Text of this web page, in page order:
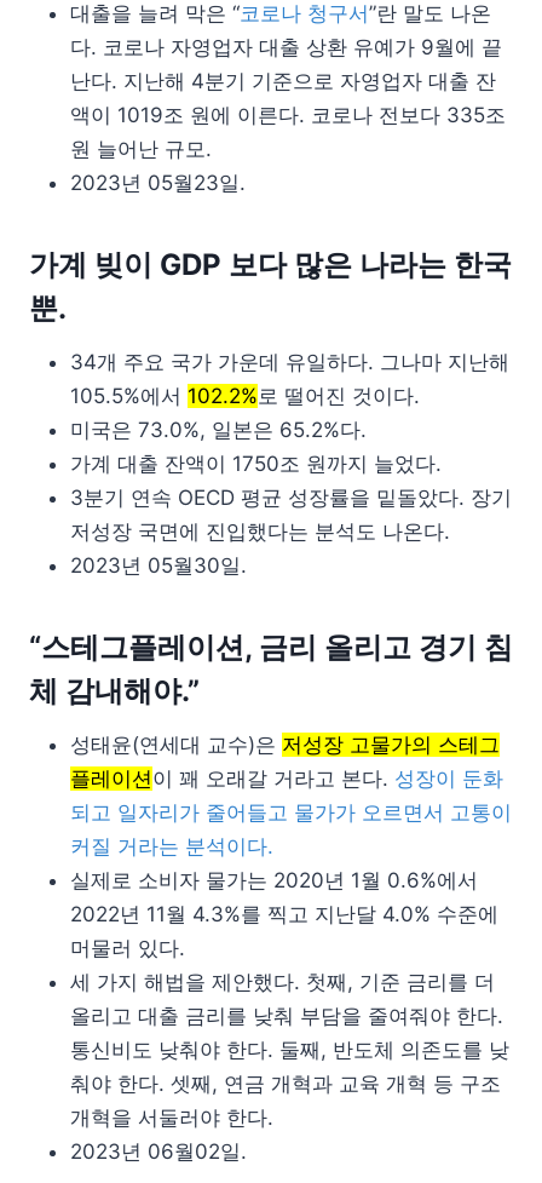
대출을 늘려 막은 “코로나 청구서”란 말도 나온
다. 코로나 자영업자 대출 상환 유예가 9월에 끝
난다. 지난해 4분기 기준으로 자영업자 대출 잔
액이 1019조 원에 이른다. 코로나 전보다 335조
원 늘어난 규모.
2023년 05월23일.
가계 빚이 GDP 보다 많은 나라는 한국
뿐.
34개 주요 국가 가운데 유일하다. 그나마 지난해
105.5%에서 102.2%로 떨어진 것이다.
미국은 73.0%, 일본은 65.2%다.
가계 대출 잔액이 1750조 원까지 늘었다.
3분기 연속 OECD 평균 성장률을 밑돌았다. 장기
저성장 국면에 진입했다는 분석도 나온다.
2023년 05월30일.
“스테그플레이션, 금리 올리고 경기 침
체 감내해야.”
성태윤(연세대 교수)은 저성장 고물가의 스테그
플레이션이 꽤 오래갈 거라고 본다. 성장이 둔화
되고 일자리가 줄어들고 물가가 오르면서 고통이
커질 거라는 분석이다.
실제로 소비자 물가는 2020년 1월 0.6%에서
2022년 11월 4.3%를 찍고 지난달 4.0% 수준에
머물러 있다.
세 가지 해법을 제안했다. 첫째, 기준 금리를 더
올리고 대출 금리를 낮춰 부담을 줄여줘야 한다.
통신비도 낮춰야 한다. 둘째, 반도체 의존도를 낮
춰야 한다. 셋째, 연금 개혁과 교육 개혁 등 구조
개혁을 서둘러야 한다.
2023년 06월02일.